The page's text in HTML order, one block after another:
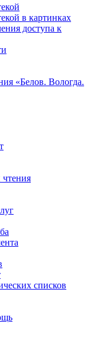
в картинках
доступа к
«Белов. Вологда.
чтения
списков